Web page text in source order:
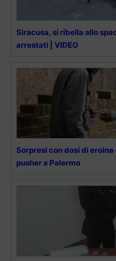
Siracusa, si ribella allo
arrestati | VIDEO
Sorpresi con dosi di
pusher a Palermo